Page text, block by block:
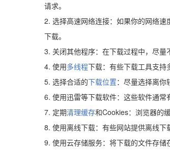
请求。
2. 选择高速网络连接：如果你的网络
下载。
3. 关闭其他程序：在下载过程中，尽量
4. 使用多线程下载：有些下载工具支持
5. 选择合适的下载位置：尽量选择离你
6. 使用迅雷等下载软件：这些软件通常
7. 定期清理缓存和Cookies：浏览器的
8. 使用离线下载：有些网站提供离线下
9. 使用云存储服务：将下载的文件存储